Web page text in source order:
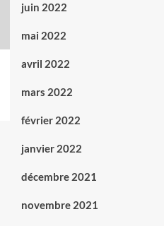
juin 2022
mai 2022
avril 2022
mars 2022
février 2022
janvier 2022
décembre 2021
novembre 2021